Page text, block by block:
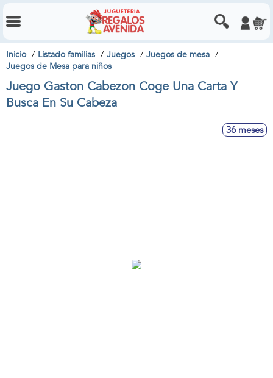
Inicio Listado familias Juegos
Juegos de mesa
Juegos de Mesa para niños
Juego Gaston Cabezon Coge Una Carta Y
Busca En Su Cabeza
36 meses